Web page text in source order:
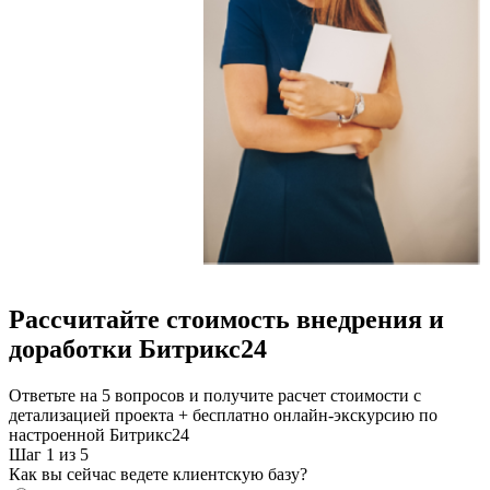
Рассчитайте стоимость внедрения и
доработки Битрикс24
Ответьте на 5 вопросов и получите расчет стоимости с
детализацией проекта + бесплатно онлайн-экскурсию по
настроенной Битрикс24
Шаг 1 из 5
Как вы сейчас ведете клиентскую базу?